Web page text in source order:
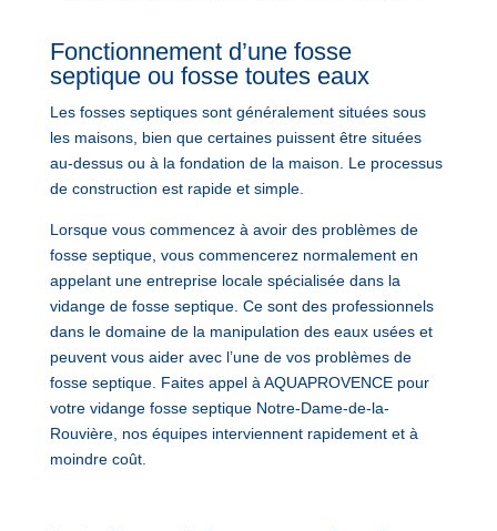
Fonctionnement d’une fosse
septique ou fosse toutes eaux
Les fosses septiques sont généralement situées sous
les maisons, bien que certaines puissent être situées
au-dessus ou à la fondation de la maison. Le processus
de construction est rapide et simple.
Lorsque vous commencez à avoir des problèmes de
fosse septique, vous commencerez normalement en
appelant une entreprise locale spécialisée dans la
vidange de fosse septique. Ce sont des professionnels
dans le domaine de la manipulation des eaux usées et
peuvent vous aider avec l’une de vos problèmes de
fosse septique. Faites appel à AQUAPROVENCE pour
votre vidange fosse septique Notre-Dame-de-la-
Rouvière, nos équipes interviennent rapidement et à
moindre coût.